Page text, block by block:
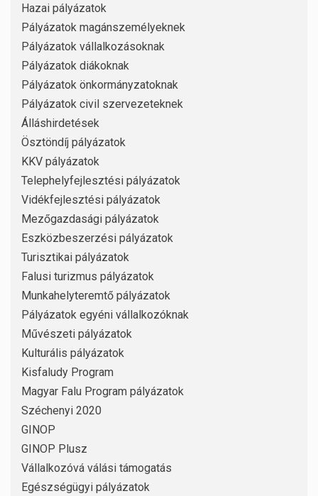
Hazai pályázatok
Pályázatok magánszemélyeknek
Pályázatok vállalkozásoknak
Pályázatok diákoknak
Pályázatok önkormányzatoknak
Pályázatok civil szervezeteknek
Álláshirdetések
Ösztöndíj pályázatok
KKV pályázatok
Telephelyfejlesztési pályázatok
Vidékfejlesztési pályázatok
Mezőgazdasági pályázatok
Eszközbeszerzési pályázatok
Turisztikai pályázatok
Falusi turizmus pályázatok
Munkahelyteremtő pályázatok
Pályázatok egyéni vállalkozóknak
Művészeti pályázatok
Kulturális pályázatok
Kisfaludy Program
Magyar Falu Program pályázatok
Széchenyi 2020
GINOP
GINOP Plusz
Vállalkozóvá válási támogatás
Egészségügyi pályázatok